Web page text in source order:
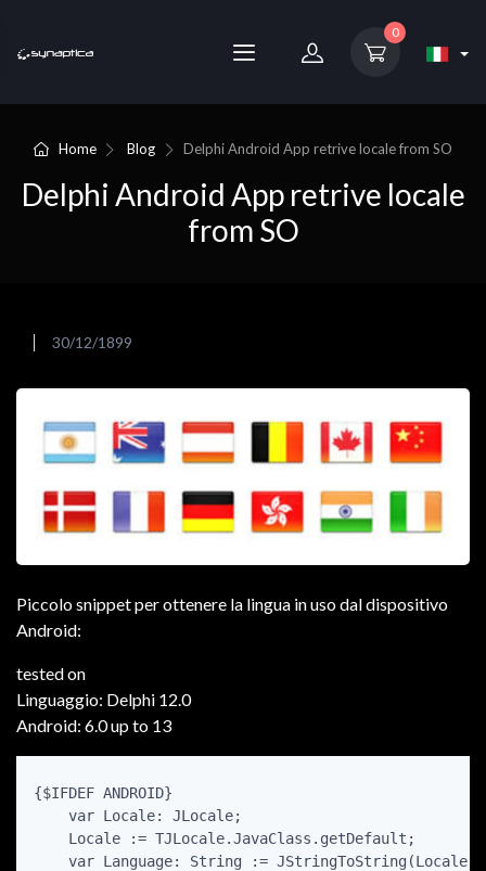
0
Home Blog Delphi Android App retrive locale from SO
Delphi Android App retrive locale
from SO
30/12/1899
Piccolo snippet per ottenere la lingua in uso dal dispositivo
Android:
tested on
Linguaggio: Delphi 12.0
Android: 6.0 up to 13
{$IFDEF ANDROID}
    var Locale: JLocale;
    Locale := TJLocale.JavaClass.getDefault;
var Language: String :=